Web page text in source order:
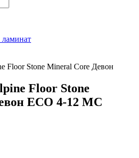
Floor Stone Mineral Core Девон
Floor Stone
ЕСО 4-12 MC